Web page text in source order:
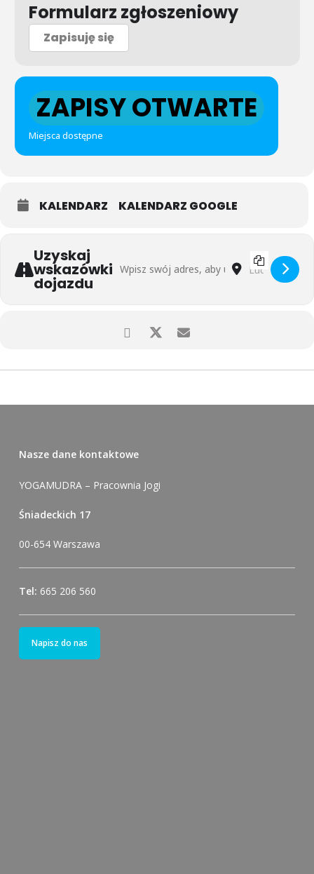
Formularz zgłoszeniowy
Zapisuję się
ZAPISY OTWARTE
Miejsca dostępne
KALENDARZ KALENDARZ GOOGLE
Uzyskaj
wskazówki
dojazdu
Address - Sylwester z jogą w Oczyszczalni
Destination
Nasze dane kontaktowe
YOGAMUDRA – Pracownia Jogi
Śniadeckich 17
00-654 Warszawa
Tel: 665 206 560
Napisz do nas